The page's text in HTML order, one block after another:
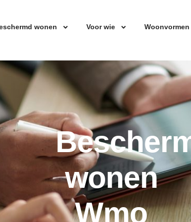
wonen Voor wie Woonvormen
wonen
Wmo